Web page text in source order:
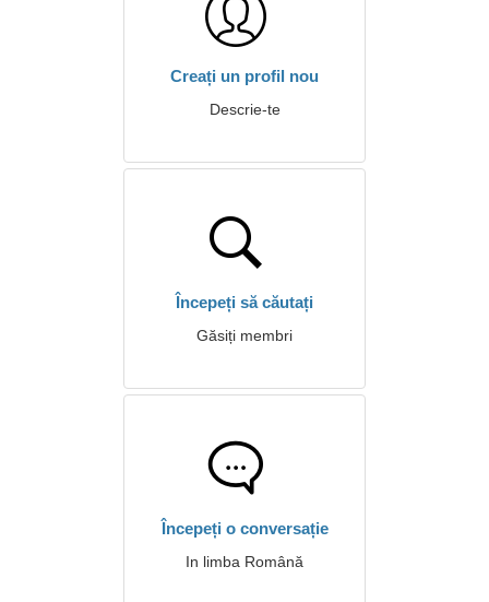
Creați un profil nou
Descrie-te
Începeți să căutați
Găsiți membri
Începeți o conversație
In limba Română